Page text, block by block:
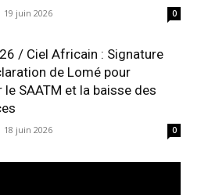
19 juin 2026 0
/ Ciel Africain : Signature
de Lomé pour
le SAATM et la baisse des
18 juin 2026 0